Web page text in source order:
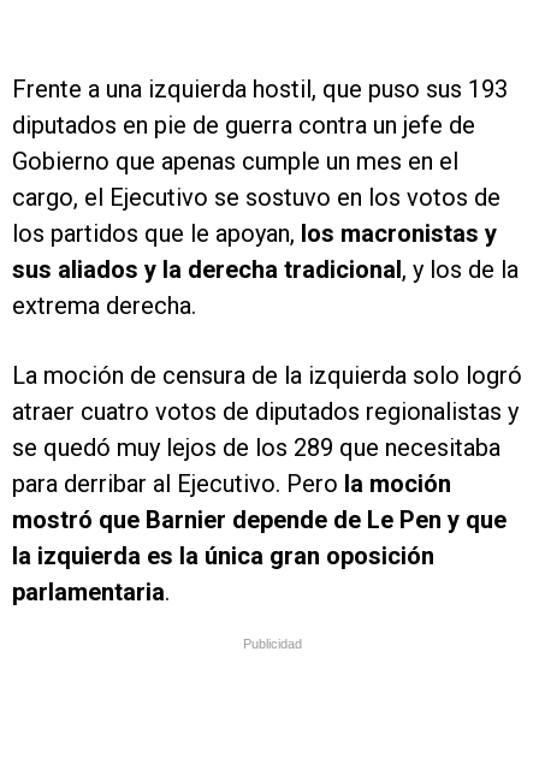
Frente a una izquierda hostil, que puso sus 193
diputados en pie de guerra contra un jefe de
Gobierno que apenas cumple un mes en el
cargo, el Ejecutivo se sostuvo en los votos de
los partidos que le apoyan, los macronistas y
sus aliados y la derecha tradicional, y los de la
extrema derecha.
La moción de censura de la izquierda solo logró
atraer cuatro votos de diputados regionalistas y
se quedó muy lejos de los 289 que necesitaba
para derribar al Ejecutivo. Pero la moción
mostró que Barnier depende de Le Pen y que
la izquierda es la única gran oposición
parlamentaria.
Publicidad